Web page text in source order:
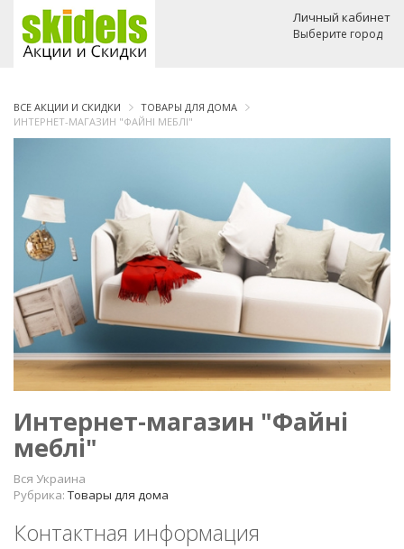
Личный кабинет
Выберите город
ВСЕ АКЦИИ И СКИДКИ
ТОВАРЫ ДЛЯ ДОМА
ИНТЕРНЕТ-МАГАЗИН "ФАЙНІ МЕБЛІ"
Интернет-магазин "Файні
меблі"
Вся Украина
Рубрика:Товары для дома
Контактная информация